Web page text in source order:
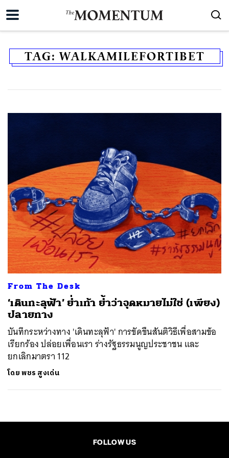
TAG:WALKAMILEFORTIBET
From The Desk
‘เดินทะลุฟ้า’ ย่ำเท้า ย้ำว่าจุดหมายไม่ใช่ (เพียง)
ปลายทาง
บันทึกระหว่างทาง 'เดินทะลุฟ้า' การขัดขืนสันติวิธีเพื่อสามข้อ
เรียกร้อง ปล่อยเพื่อนเรา ร่างรัฐธรรมนูญประชาชน และ
ยกเลิกมาตรา 112
โดยพชร สูงเด่น
FOLLOW US
ค้นหา
SHARE TWEET LINE EMAIL